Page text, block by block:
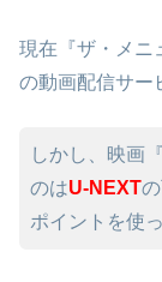
現在『ザ・メニ
の動画配信サー
しかし、映画
のはU-NEXT
ポイントを使